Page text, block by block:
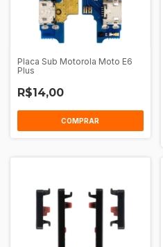
Placa Sub Motorola Moto E6
Plus
R$14,00